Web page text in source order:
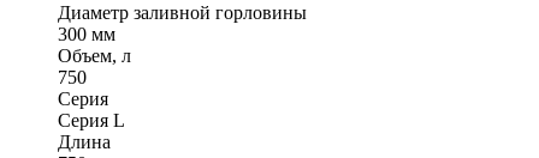
Диаметр заливной горловины
300 мм
Объем, л
750
Серия
Серия L
Длина